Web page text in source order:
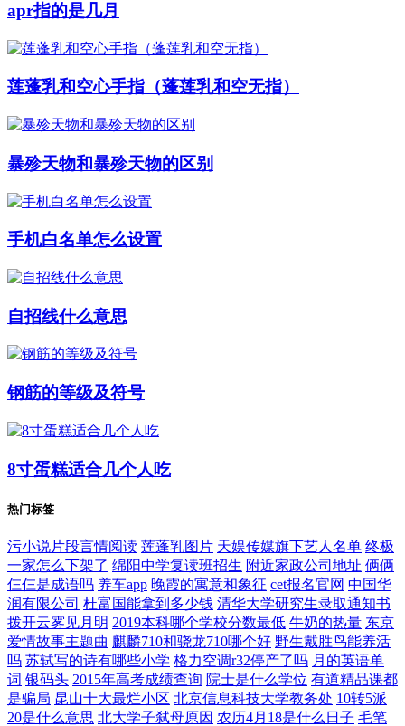
apr指的是几月
莲蓬乳和空心手指（蓬莲乳和空无指）
暴殄天物和暴殄天物的区别
手机白名单怎么设置
自招线什么意思
钢筋的等级及符号
8寸蛋糕适合几个人吃
热门标签
污小说片段言情阅读 莲蓬乳图片 天娱传媒旗下艺人名单 终极
一家怎么下架了 绵阳中学复读班招生 附近家政公司地址 俩俩
仨仨是成语吗 养车app 晚霞的寓意和象征 cet报名官网 中国华
润有限公司 杜富国能拿到多少钱 清华大学研究生录取通知书
拨开云雾见月明 2019本科哪个学校分数最低 牛奶的热量 东京
爱情故事主题曲 麒麟710和骁龙710哪个好 野生戴胜鸟能养活
吗 苏轼写的诗有哪些小学 格力空调r32停产了吗 月的英语单
词 银码头 2015年高考成绩查询 院士是什么学位 有道精品课都
是骗局 昆山十大最烂小区 北京信息科技大学教务处 10转5派
20是什么意思 北大学子弑母原因 农历4月18是什么日子 毛笔